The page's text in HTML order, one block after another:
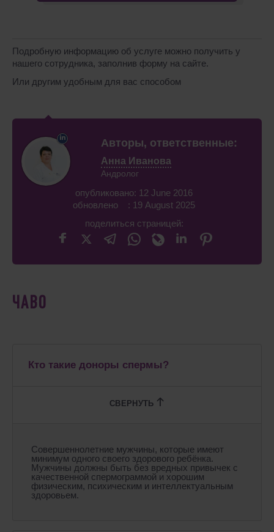
Подробную информацию об услуге можно получить у
нашего сотрудника, заполнив форму на сайте.
Или другим удобным для вас способом
Авторы, ответственные:
Анна Иванова
Андролог
опубликовано: 12 June 2016
обновлено : 19 August 2025
поделиться страницей:
ЧАВО
Кто такие доноры спермы?
Совершеннолетние мужчины, которые имеют
минимум одного своего здорового ребёнка.
Мужчины должны быть без вредных привычек с
качественной спермограммой и хорошим
физическим, психическим и интеллектуальным
здоровьем.